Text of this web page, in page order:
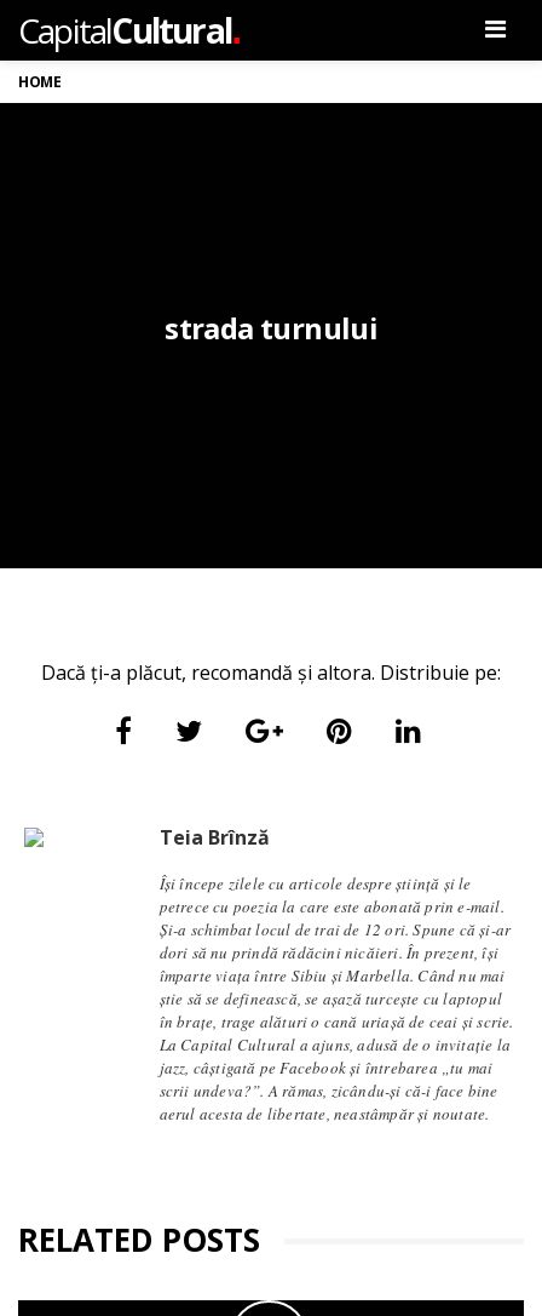
CapitalCultural.
HOME
strada turnului
Dacă ți-a plăcut, recomandă și altora. Distribuie pe:
Teia Brînză
Își începe zilele cu articole despre știință și le
petrece cu poezia la care este abonată prin e-mail.
Și-a schimbat locul de trai de 12 ori. Spune că și-ar
dori să nu prindă rădăcini nicăieri. În prezent, își
împarte viața între Sibiu și Marbella. Când nu mai
știe să se definească, se aşază turcește cu laptopul
în brațe, trage alături o cană uriașă de ceai și scrie.
La Capital Cultural a ajuns, adusă de o invitație la
jazz, câștigată pe Facebook și întrebarea „tu mai
scrii undeva?”. A rămas, zicându-și că-i face bine
aerul acesta de libertate, neastâmpăr și noutate.
RELATED POSTS